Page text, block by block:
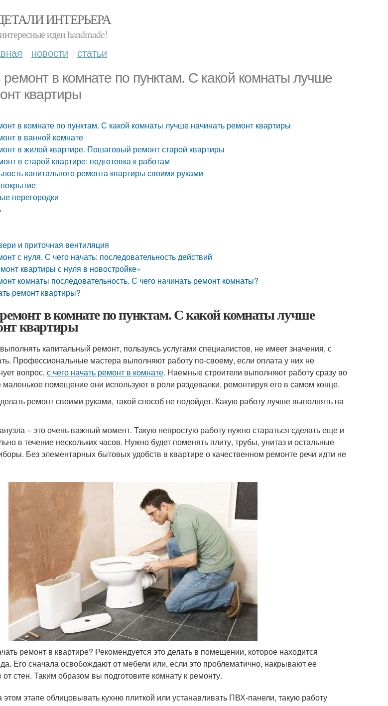
ИНТЕРЬЕРА
интересные идеи handmade!
новости статьи
ремонт в комнате по пунктам. С какой комнаты лучше
квартиры
в комнате по пунктам. С какой комнаты лучше начинать ремонт квартиры
в ванной комнате
в жилой квартире. Пошаговый ремонт старой квартиры
в старой квартире: подготовка к работам
капитального ремонта квартиры своими руками
перегородки
и приточная вентиляция
с нуля. С чего начать: последовательность действий
квартиры с нуля в новостройке»
комнаты последовательность. С чего начинать ремонт комнаты?
ремонт квартиры?
в комнате по пунктам. С какой комнаты лучше
квартиры
капитальный ремонт, пользуясь услугами специалистов, не имеет значения, с
Профессиональные мастера выполняют работу по-своему, если оплата у них не
вопрос, с чего начать ремонт в комнате. Наемные строители выполняют работу сразу во
помещение они используют в роли раздевалки, ремонтируя его в самом конце.
ремонт своими руками, такой способ не подойдет. Какую работу лучше выполнять на
– это очень важный момент. Такую непростую работу нужно стараться сделать еще и
в течение нескольких часов. Нужно будет поменять плиту, трубы, унитаз и остальные
Без элементарных бытовых удобств в квартире о качественном ремонте речи идти не
ремонт в квартире? Рекомендуется это делать в помещении, которое находится
Его сначала освобождают от мебели или, если это проблематично, накрывают ее
стен. Таким образом вы подготовите комнату к ремонту.
этапе облицовывать кухню плиткой или устанавливать ПВХ-панели, такую работу